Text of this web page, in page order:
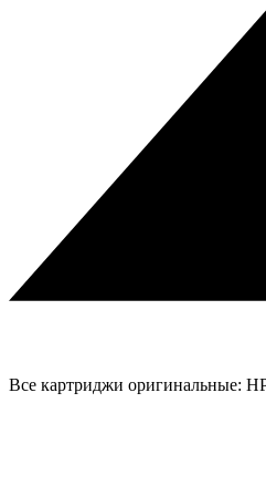
Все картриджи оригинальные: